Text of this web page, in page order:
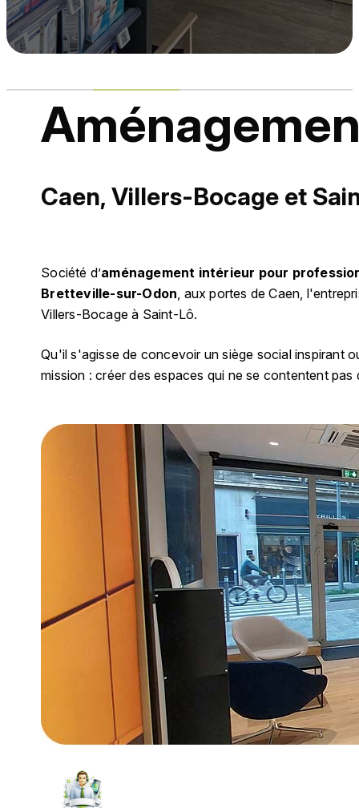
Caen, Villers-Bocage et
Société d’aménagement intérieur pour
Bretteville-sur-Odon, aux portes de Caen,
Villers-Bocage à Saint-Lô.
Qu'il s'agisse de concevoir un siège social inspirant
mission : créer des espaces qui ne se contentent